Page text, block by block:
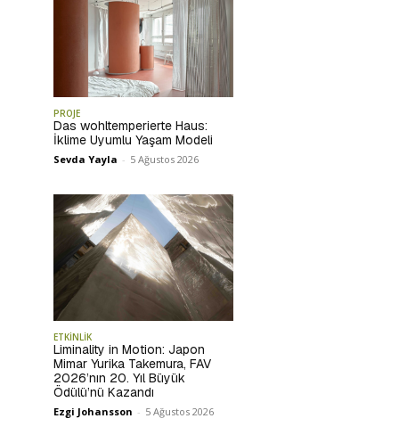
PROJE
Das wohltemperierte Haus:
İklime Uyumlu Yaşam Modeli
Sevda Yayla - 5 Ağustos 2026
ETKİNLİK
Liminality in Motion: Japon
Mimar Yurika Takemura, FAV
2026’nın 20. Yıl Büyük
Ödülü’nü Kazandı
Ezgi Johansson - 5 Ağustos 2026